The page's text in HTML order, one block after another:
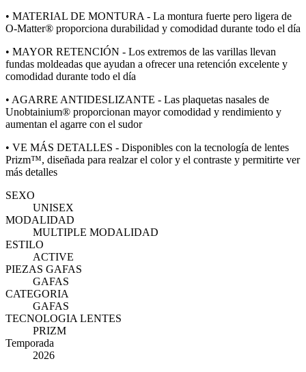
• MATERIAL DE MONTURA - La montura fuerte pero ligera de
O-Matter® proporciona durabilidad y comodidad durante todo el día
• MAYOR RETENCIÓN - Los extremos de las varillas llevan
fundas moldeadas que ayudan a ofrecer una retención excelente y
comodidad durante todo el día
• AGARRE ANTIDESLIZANTE - Las plaquetas nasales de
Unobtainium® proporcionan mayor comodidad y rendimiento y
aumentan el agarre con el sudor
• VE MÁS DETALLES - Disponibles con la tecnología de lentes
Prizm™, diseñada para realzar el color y el contraste y permitirte ver
más detalles
SEXO
UNISEX
MODALIDAD
MULTIPLE MODALIDAD
ESTILO
ACTIVE
PIEZAS GAFAS
GAFAS
CATEGORIA
GAFAS
TECNOLOGIA LENTES
PRIZM
Temporada
2026